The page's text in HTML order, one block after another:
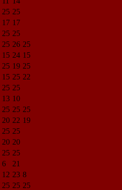
25 25
17 17
25 25
25 26 25
15 24 15
25 19 25
15 25 22
25 25
13 10
25 25 25
20 22 19
25 25
20 20
25 25
6
21
12 23 8
25 25 25